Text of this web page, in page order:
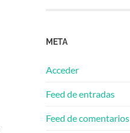
META
Acceder
Feed de entradas
Feed de comentarios